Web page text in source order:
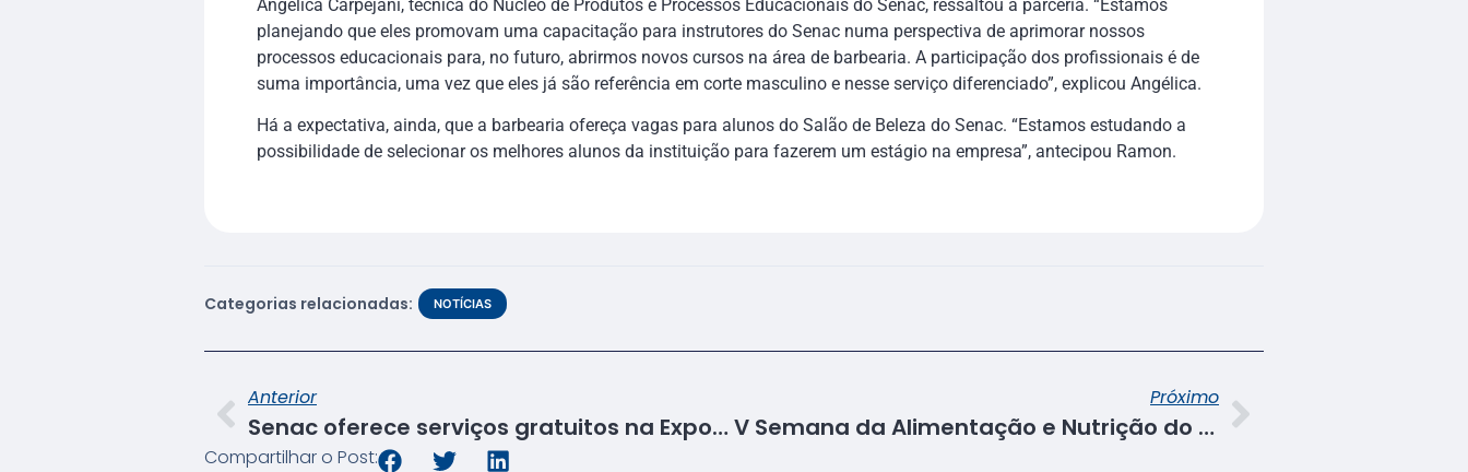
Angélica Carpejani, técnica do Núcleo de Produtos e Processos Educacionais do Senac, ressaltou a parceria. “Estamos
planejando que eles promovam uma capacitação para instrutores do Senac numa perspectiva de aprimorar nossos
processos educacionais para, no futuro, abrirmos novos cursos na área de barbearia. A participação dos profissionais é de
suma importância, uma vez que eles já são referência em corte masculino e nesse serviço diferenciado”, explicou Angélica.
Há a expectativa, ainda, que a barbearia ofereça vagas para alunos do Salão de Beleza do Senac. “Estamos estudando a
possibilidade de selecionar os melhores alunos da instituição para fazerem um estágio na empresa”, antecipou Ramon.
Categorias relacionadas: NOTÍCIAS
Anterior
Senac oferece serviços gratuitos na ExpoLagarto
Próximo
V Semana da Alimentação e Nutrição do Senac incentiva o estilo de vida saudável
Compartilhar o Post: